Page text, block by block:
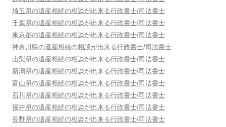
埼玉県の遺産相続の相談が出来る行政書士/司法書士
千葉県の遺産相続の相談が出来る行政書士/司法書士
東京都の遺産相続の相談が出来る行政書士/司法書士
神奈川県の遺産相続の相談が出来る行政書士/司法書士
山梨県の遺産相続の相談が出来る行政書士/司法書士
新潟県の遺産相続の相談が出来る行政書士/司法書士
富山県の遺産相続の相談が出来る行政書士/司法書士
石川県の遺産相続の相談が出来る行政書士/司法書士
福井県の遺産相続の相談が出来る行政書士/司法書士
長野県の遺産相続の相談が出来る行政書士/司法書士